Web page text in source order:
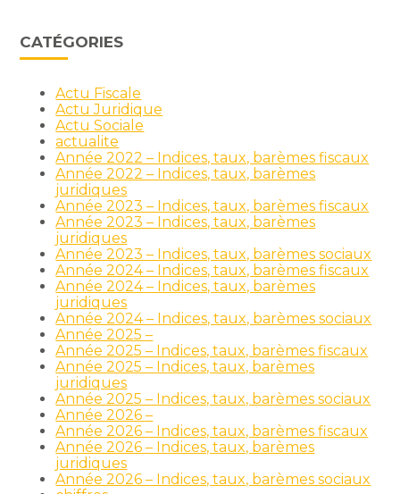
CATÉGORIES
Actu Fiscale
Actu Juridique
Actu Sociale
actualite
Année 2022 – Indices, taux, barèmes fiscaux
Année 2022 – Indices, taux, barèmes
juridiques
Année 2023 – Indices, taux, barèmes fiscaux
Année 2023 – Indices, taux, barèmes
juridiques
Année 2023 – Indices, taux, barèmes sociaux
Année 2024 – Indices, taux, barèmes fiscaux
Année 2024 – Indices, taux, barèmes
juridiques
Année 2024 – Indices, taux, barèmes sociaux
Année 2025 –
Année 2025 – Indices, taux, barèmes fiscaux
Année 2025 – Indices, taux, barèmes
juridiques
Année 2025 – Indices, taux, barèmes sociaux
Année 2026 –
Année 2026 – Indices, taux, barèmes fiscaux
Année 2026 – Indices, taux, barèmes
juridiques
Année 2026 – Indices, taux, barèmes sociaux